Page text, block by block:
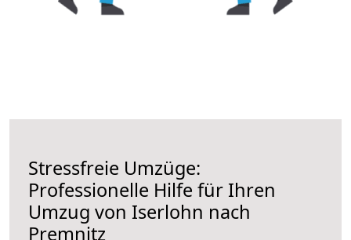
Stressfreie Umzüge:
Professionelle Hilfe für Ihren
Umzug von Iserlohn nach
Premnitz